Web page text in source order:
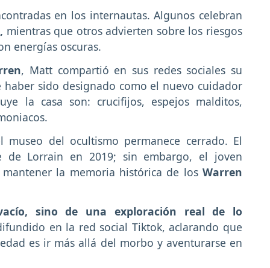
en los internautas. Algunos celebran
mientras que otros advierten sobre los riesgos
energías oscuras.
, Matt compartió en sus redes sociales su
sido designado como el nuevo cuidador
la casa son: crucifijos, espejos malditos,
del ocultismo permanece cerrado. El
de Lorrain en 2019; sin embargo, el joven
la memoria histórica de los Warren
sino de una exploración real de lo
en la red social Tiktok, aclarando que
es ir más allá del morbo y aventurarse en